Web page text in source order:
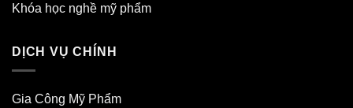
Khóa học nghề mỹ phẩm
DỊCH VỤ CHÍNH
Gia Công Mỹ Phẩm